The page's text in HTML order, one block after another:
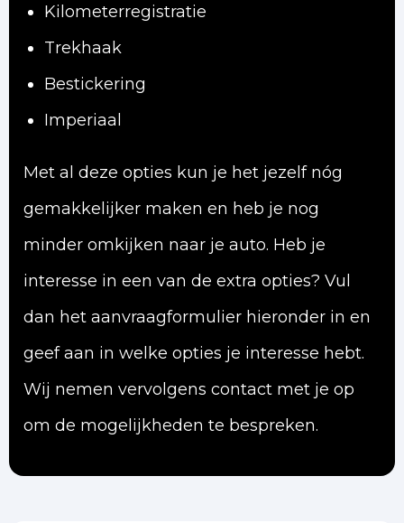
Kilometerregistratie
Trekhaak
Bestickering
Imperiaal
Met al deze opties kun je het jezelf nóg
gemakkelijker maken en heb je nog
minder omkijken naar je auto. Heb je
interesse in een van de extra opties? Vul
dan het aanvraagformulier hieronder in en
geef aan in welke opties je interesse hebt.
Wij nemen vervolgens contact met je op
om de mogelijkheden te bespreken.